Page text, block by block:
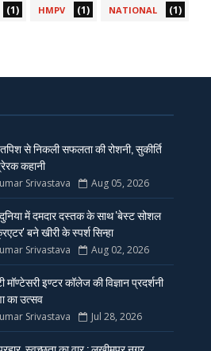
(1) HMPV (1) NATIONAL (1)
तपिश से निकली सफलता की रोशनी, सुकीर्ति
कहानी
Srivastava Aug 05, 2026
में दमदार दस्तक के साथ 'बेस्ट सोशल
बने खीरी के स्पर्श सिन्हा
Srivastava Aug 02, 2026
मॉण्टेसरी इण्टर कॉलेज की विज्ञान प्रदर्शनी
का उत्सव
Srivastava Jul 28, 2026